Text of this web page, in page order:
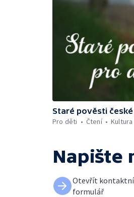
Staré pověsti
Pro děti
Čtení Kultura
Napište
Otevřít kontaktní
formulář